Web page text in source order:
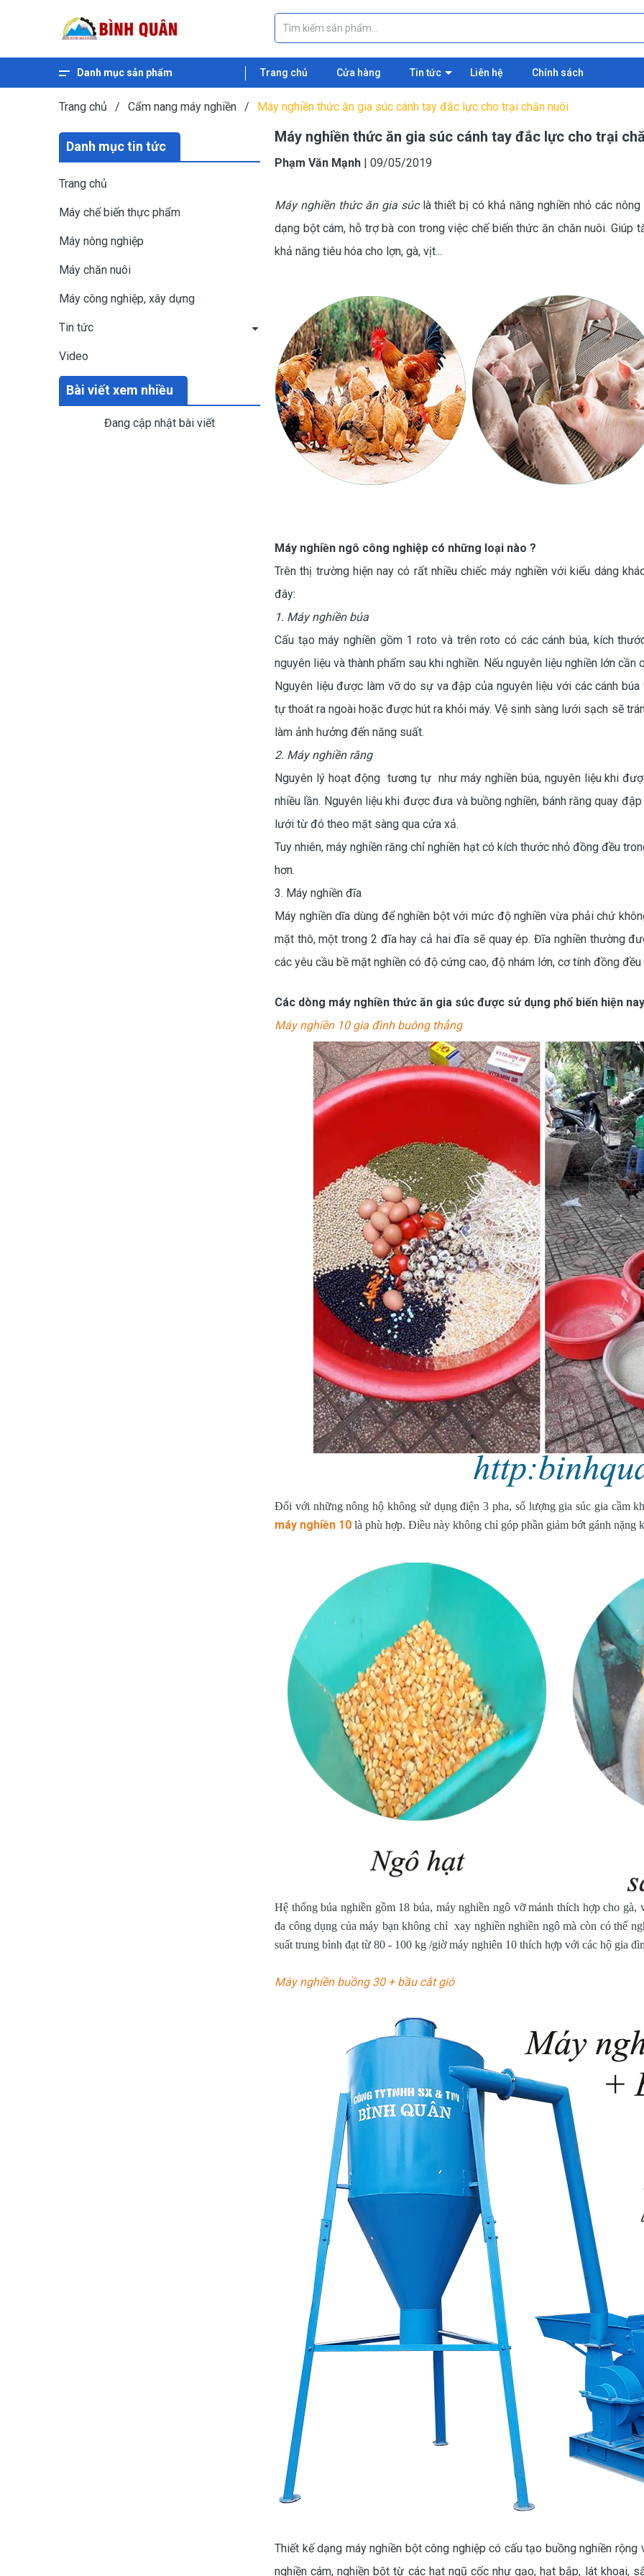
Danh mục sản phẩm Trang chủ Cửa hàng Tin tức Liên hệ Chính sách
Trang chủ / Cẩm nang máy nghiền / Máy nghiền thức ăn gia súc cánh tay đắc lực cho trại chăn nuôi
Danh mục tin tức
Trang chủ
Máy chế biến thực phẩm
Máy nông nghiệp
Máy chăn nuôi
Máy công nghiệp, xây dựng
Tin tức
Video
Bài viết xem nhiều
Đang cập nhật bài viết
Máy nghiền thức ăn gia súc cánh tay đắc lực cho trại
Phạm Văn Mạnh | 09/05/2019
Máy nghiền thức ăn gia súclà thiết bị có khả năng nghiền nhỏ các
dạng bột cám, hỗ trợ bà con trong việc chế biến thức ăn chăn nuôi. Giúp
khả năng tiêu hóa cho lợn, gà, vịt...
Máy nghiền ngô công nghiệp có những loại nào ?
Trên thị trường hiện nay có rất nhiều chiếc máy nghiền với kiểu dáng
đây:
1. Máy nghiền búa
Cấu tạo máy nghiền gồm 1 roto và trên roto có các cánh búa, kích
nguyên liệu và thành phẩm sau khi nghiền. Nếu nguyên liệu nghiền lớn cần
Nguyên liệu được làm vỡ do sự va đập của nguyên liệu với các cánh
tự thoát ra ngoài hoặc được hút ra khỏi máy. Vệ sinh sàng lưới sạch sẽ
làm ảnh hưởng đến năng suất.
2. Máy nghiền răng
Nguyên lý hoạt động tương tự như máy nghiền búa, nguyên liệu khi
nhiều lần. Nguyên liệu khi được đưa và buồng nghiền, bánh răng quay
lưới từ đó theo mặt sàng qua cửa xả.
Tuy nhiên, máy nghiền răng chỉ nghiền hạt có kích thước nhỏ đồng đều
hơn.
3. Máy nghiền đĩa
Máy nghiền dĩa dùng để nghiền bột với mức độ nghiền vừa phải chứ
mặt thô, một trong 2 đĩa hay cả hai đĩa sẽ quay ép. Đĩa nghiền thường
các yêu cầu bề mặt nghiền có độ cứng cao, độ nhám lớn, cơ tính đồng
Các dòng máy nghiền thức ăn gia súc được sử dụng phổ biến hiện nay
Máy nghiền 10 gia đình buông thẳng
Đối với những nông hộ không sử dụng điện 3 pha, số lượng gia súc gia cầm
máy nghiền 10 là phù hợp. Điều này không chỉ góp phần giảm bớt gánh nặng
Hệ thống búa nghiền gồm 18 búa, máy nghiền ngô vỡ mảnh thích hợp cho
đa công dụng của máy bạn không chỉ xay nghiền nghiền ngô mà còn có thể
suất trung bình đạt từ 80 - 100 kg /giờ máy nghiên 10 thích hợp với các hộ gia
Máy nghiền buồng 30 + bầu cắt gió
Thiết kế dạng máy nghiền bột công nghiệp có cấu tạo buồng nghiền
nghiền cám, nghiền bột từ các hạt ngũ cốc như gạo, hạt bắp, lát khoai,